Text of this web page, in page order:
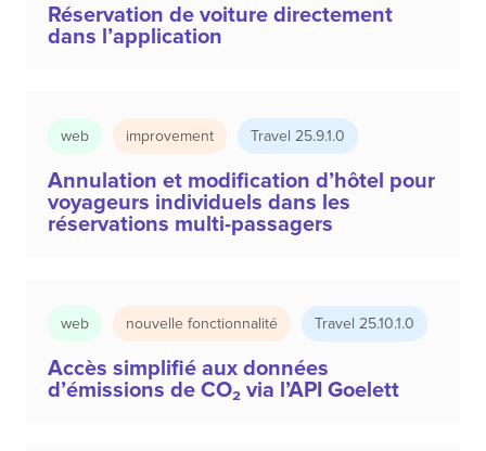
Réservation de voiture directement
dans l’application
web improvement Travel 25.9.1.0
Annulation et modification d’hôtel pour
voyageurs individuels dans les
réservations multi-passagers
web nouvelle fonctionnalité Travel 25.10.1.0
Accès simplifié aux données
d’émissions de CO₂ via l’API Goelett